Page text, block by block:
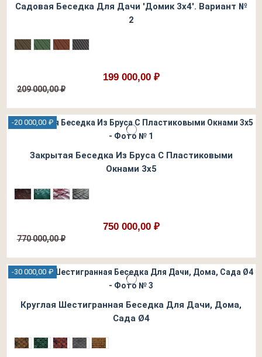
Садовая Беседка Для Дачи 'Домик 3х4'. Вариант №
2
199 000,00 ₽
209 000,00 ₽
-20 000,00 ₽
Закрытая Беседка Из Бруса С Пластиковыми
Окнами 3х5
750 000,00 ₽
770 000,00 ₽
-30 000,00 ₽
Круглая Шестигранная Беседка Для Дачи, Дома,
Сада Ø4